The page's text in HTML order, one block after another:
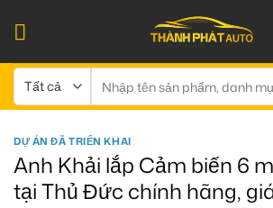
qua
dung
kiếm:
DỰ ÁN ĐÃ TRIỂN KHAI
Anh Khải lắp Cảm biến 6
tại Thủ Đức chính hãng,